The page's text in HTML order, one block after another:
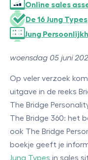
Online sales
De 16 Jung Types
Jung
woensdag 05 juni
Op veler verzoek
uitgave in de reeks
The Bridge
The Bridge 360: het
ook The Bridge
boekje geeft je
Jung Types in sales